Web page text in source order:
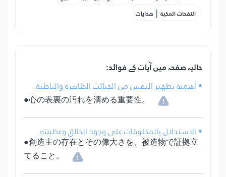
النفحات المكية | هدايات
حالیہ صفحہ میں آیات کے فوائد:
• أهمية تطهير النفس من الخبائث الظاهرة والباطنة.
●心の表裏の汚れを清める重要性。
• الاستدلال بالمخلوقات على وجود الخالق وعظمته.
●創造主の存在とその偉大さを、被造物で証拠立
てること。